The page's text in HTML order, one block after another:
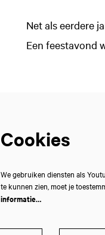
Net als eerdere
Een feestavond
Cookies
We gebruiken diensten als
te kunnen zien, moet je
informatie…